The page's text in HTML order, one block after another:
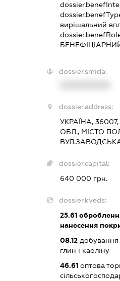
вирішальний
dossier.smida:
dossier.address:
УКРАЇНА,
ОБЛ., МІСТО
dossier.capital:
640 000 грн.
dossier.kveds:
25.61
нанесення
08.12 добування
глин і каоліну
46.61 оптова